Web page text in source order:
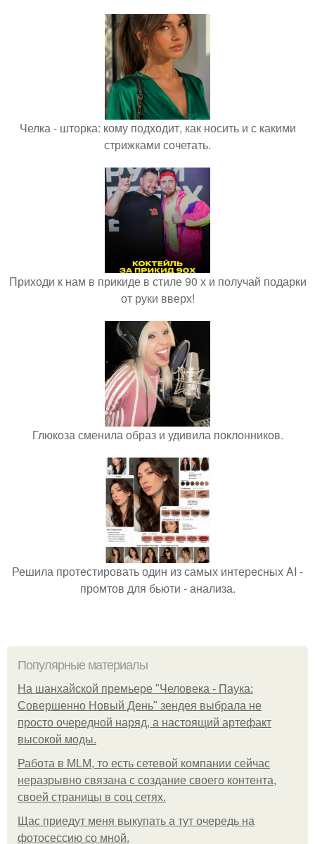
Челка - шторка: кому подходит, как носить и с какими
стрижками сочетать.
Приходи к нам в прикиде в стиле 90 х и получай подарки
от руки вверх!
Глюкоза сменила образ и удивила поклонников.
Решила протестировать один из самых интересных AI -
промтов для бьюти - анализа.
Популярные материалы
На шанхайской премьере "Человека - Паука:
Совершенно Новый День" зендея выбрала не
просто очередной наряд, а настоящий артефакт
высокой моды.
Работа в MLM, то есть сетевой компании сейчас
неразрывно связана с создание своего контента,
своей страницы в соц сетях.
Щас приедут меня выкупать а тут очередь на
фотосессию со мной.